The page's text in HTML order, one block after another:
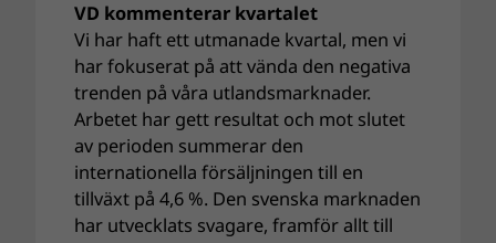
VD kommenterar kvartalet
Vi har haft ett utmanade kvartal, men vi
har fokuserat på att vända den negativa
trenden på våra utlandsmarknader.
Arbetet har gett resultat och mot slutet
av perioden summerar den
internationella försäljningen till en
tillväxt på 4,6 %. Den svenska marknaden
har utvecklats svagare, framför allt till